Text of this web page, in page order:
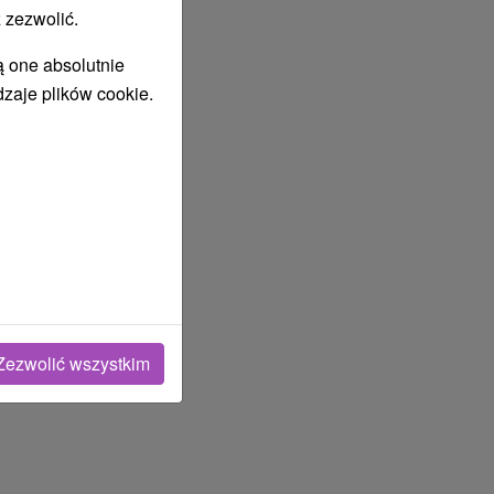
one absolutnie
plików cookie.
wszystkim